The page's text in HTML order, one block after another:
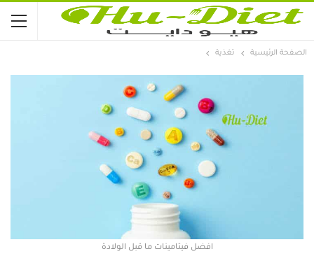
الصفحة الرئيسية تغذية
افضل فيتامينات ما قبل الولادة